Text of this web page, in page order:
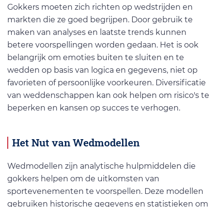
Gokkers moeten zich richten op wedstrijden en
markten die ze goed begrijpen. Door gebruik te
maken van analyses en laatste trends kunnen
betere voorspellingen worden gedaan. Het is ook
belangrijk om emoties buiten te sluiten en te
wedden op basis van logica en gegevens, niet op
favorieten of persoonlijke voorkeuren. Diversificatie
van weddenschappen kan ook helpen om risico's te
beperken en kansen op succes te verhogen.
Het Nut van Wedmodellen
Wedmodellen zijn analytische hulpmiddelen die
gokkers helpen om de uitkomsten van
sportevenementen te voorspellen. Deze modellen
gebruiken historische gegevens en statistieken om